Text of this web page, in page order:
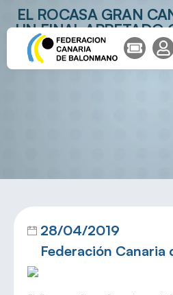
EL ROCASA GRAN
UN FINAL APRETADO
BERA Y DICE
28/04/2019
Federación Canaria